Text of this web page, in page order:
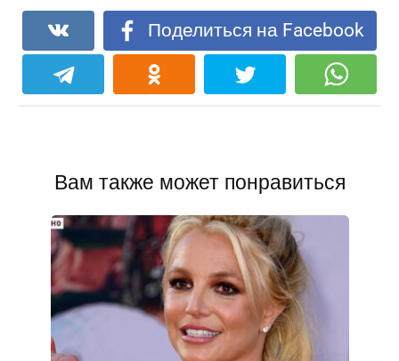
Поделиться на Facebook
Вам также может понравиться